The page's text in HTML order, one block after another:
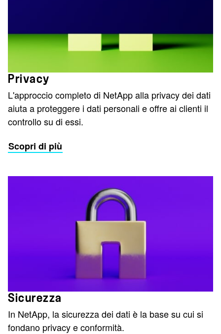
Privacy
L'approccio completo di NetApp alla privacy dei dati
aiuta a proteggere i dati personali e offre ai clienti il
controllo su di essi.
Scopri di più
Sicurezza
In NetApp, la sicurezza dei dati è la base su cui si
fondano privacy e conformità.